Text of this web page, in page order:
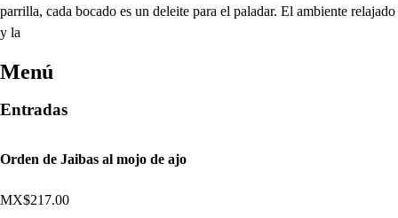
parrilla, cada bocado es un deleite para el paladar. El ambiente relajado
y la
Menú
Entradas
Orden de Jaibas al mojo de ajo
MX$217.00